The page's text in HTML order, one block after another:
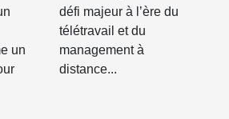
un
défi majeur à l’ère du
télétravail et du
management à
distance...